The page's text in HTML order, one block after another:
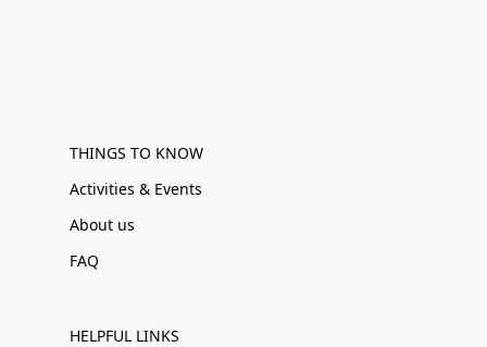
THINGS TO KNOW
Activities & Events
About us
FAQ
HELPFUL LINKS